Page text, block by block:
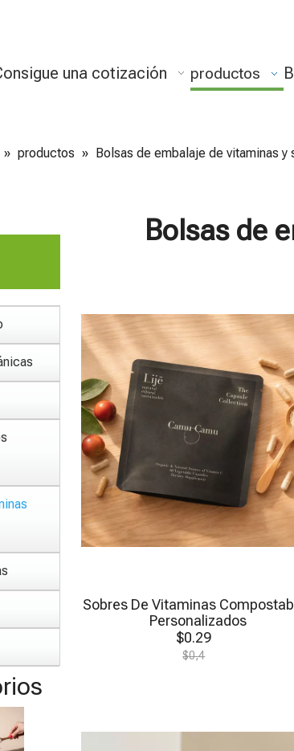
una cotización productos
» productos » Bolsas de embalaje de vitaminas y
Bolsas de
Sobres De Vitaminas
Personalizados
$0.29
$0,4